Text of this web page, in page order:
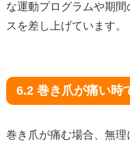
な運動プログラムや期
スを差し上げています。
6.2 巻き爪が痛い時
巻き爪が痛む場合、無